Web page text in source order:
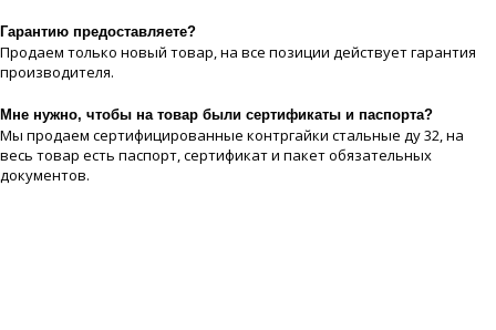
Гарантию предоставляете?
Продаем только новый товар, на все позиции действует гарантия
производителя.
Мне нужно, чтобы на товар были сертификаты и паспорта?
Мы продаем сертифицированные контргайки стальные ду 32, на
весь товар есть паспорт, сертификат и пакет обязательных
документов.